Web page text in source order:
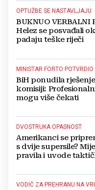
OPTUŽBE SE NASTAVLJAJU
BUKNUO VERBALNI
Helez se posvađali
padaju teške riječi
MINISTAR FORTO POTVRDIO
BiH ponudila
komisiji:
mogu više čekati
DVOSTRUKA OPASNOST
Amerikanci se
s dvije supersile?
pravila i uvode
VODIČ ZA PREHRANU NA